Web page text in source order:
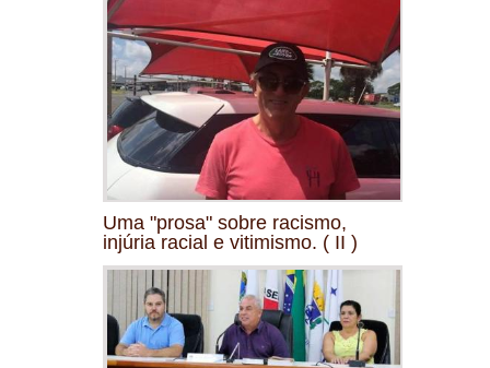
Uma "prosa" sobre racismo,
injúria racial e vitimismo. ( II )